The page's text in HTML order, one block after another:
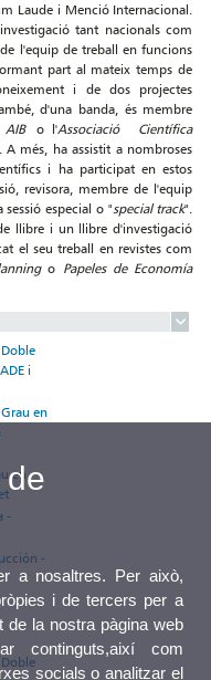
Laude i Menció Internacional.
tant nacionals com
l'equip de treball en funcions
part al mateix temps de
i de dos projectes
d'una banda, és membre
AIBo l'Associació Científica
A més, ha assistit a nombroses
i ha participat en estos
revisora, membre de l'equip
especial o "special track".
llibre i un llibre d'investigació
el seu treball en revistes com
o Papeles de Economía
i
en
en
-
-
a nosaltres. Per això,
i de tercers per a
de la nostra pàgina web
continguts,així com
socials o analitzar el